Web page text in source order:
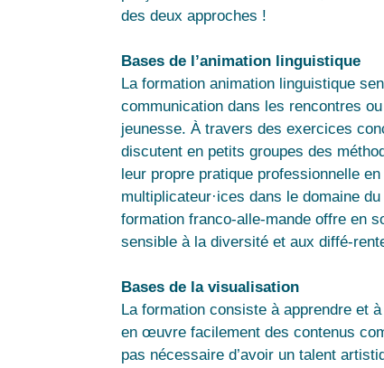
des deux approches !
Bases de l’animation linguistique
La formation animation linguistique
communication dans les rencontres
jeunesse. À travers des exercices
discutent en petits groupes des
leur propre pratique professionnelle
multiplicateur·ices dans le domaine
formation franco-alle-mande offre en
sensible à la diversité et aux diffé-
Bases de la visualisation
La formation consiste à apprendre et
en œuvre facilement des contenus
pas nécessaire d’avoir un talent